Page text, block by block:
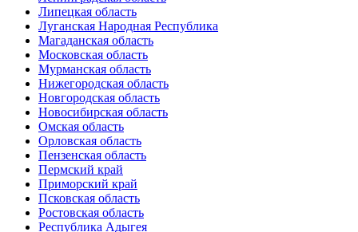
Липецкая область
Луганская Народная Республика
Магаданская область
Московская область
Мурманская область
Нижегородская область
Новгородская область
Новосибирская область
Омская область
Орловская область
Пензенская область
Пермский край
Приморский край
Псковская область
Ростовская область
Республика Адыгея